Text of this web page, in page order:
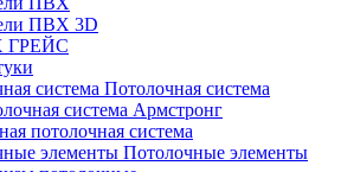
ПВХ 3D
ГРЕЙС
Потолочная система
система Армстронг
потолочная система
Потолочные элементы